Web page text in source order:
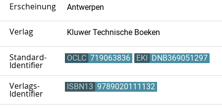
ErscheinungsortAntwerpen
Verlag Kluwer Technische Boeken
Standard-
Identifier
OCLC 719063836 EKI DNB369051297
Verlags-
Identifier
ISBN13 9789020111132